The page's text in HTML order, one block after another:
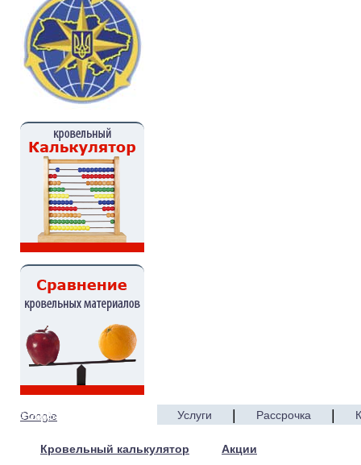
Google
© 2005—2017 ARTEN Услуги Рассрочка
Кровельный калькулятор
Акции